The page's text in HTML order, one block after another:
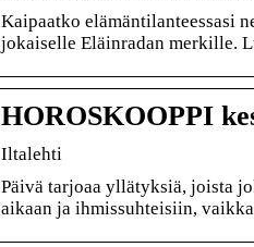
Kaipaatko elämäntilanteessasi
jokaiselle Eläinradan merkille.
HOROSKOOPPI
Iltalehti
Päivä tarjoaa yllätyksiä, joista
aikaan ja ihmissuhteisiin,